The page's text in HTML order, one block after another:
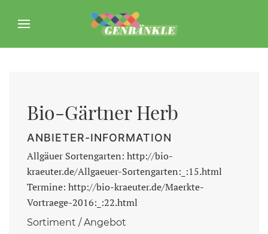
Bio-Gärtner Herb
ANBIETER-INFORMATION
Allgäuer Sortengarten: http://bio-
kraeuter.de/Allgaeuer-Sortengarten:_:15.html
Termine: http://bio-kraeuter.de/Maerkte-
Vortraege-2016:_:22.html
Sortiment / Angebot